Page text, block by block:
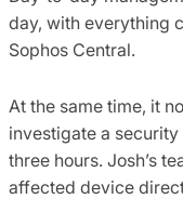
day, with everything
Sophos Central.
At the same time, it
investigate a
three hours. Josh’s
affected device